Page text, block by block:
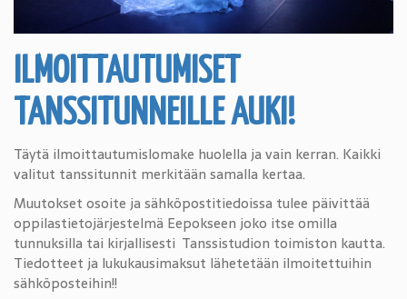
ILMOITTAUTUMISET
TANSSITUNNEILLE AUKI!
Täytä ilmoittautumislomake huolella ja vain kerran. Kaikki
valitut tanssitunnit merkitään samalla kertaa.
Muutokset osoite ja sähköpostitiedoissa tulee päivittää
oppilastietojärjestelmä Eepokseen joko itse omilla
tunnuksilla tai kirjallisesti Tanssistudion toimiston kautta.
Tiedotteet ja lukukausimaksut lähetetään ilmoitettuihin
sähköposteihin!!